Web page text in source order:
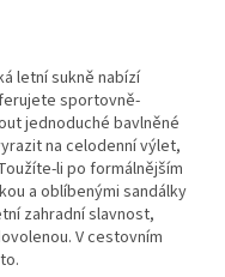
letní sukně nabízí
sportovně-
jednoduché bavlněné
na celodenní výlet,
li po formálnějším
a oblíbenými sandálky
zahradní slavnost,
V cestovním